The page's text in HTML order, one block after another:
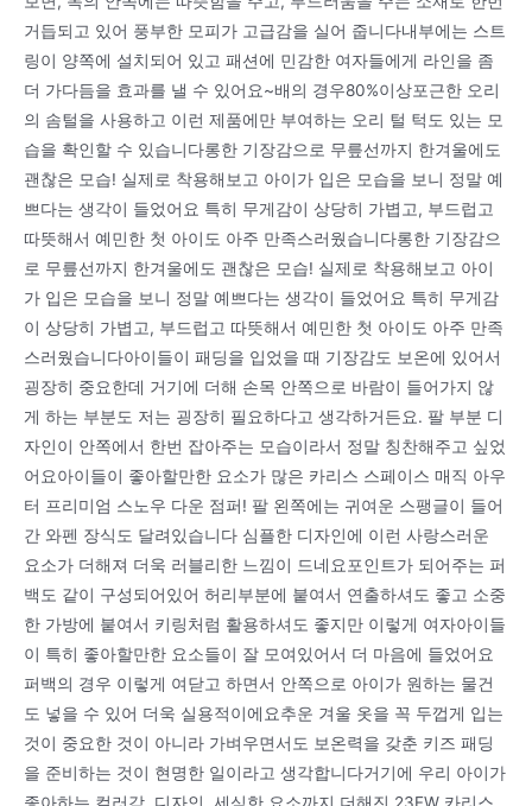
거듭되고 있어 풍부한 모피가 고급감을 실어 줍니다내부에는 스트
링이 양쪽에 설치되어 있고 패션에 민감한 여자들에게 라인을 좀
더 가다듬을 효과를 낼 수 있어요~배의 경우80%이상포근한 오리
의 솜털을 사용하고 이런 제품에만 부여하는 오리 털 턱도 있는 모
습을 확인할 수 있습니다롱한 기장감으로 무릎선까지 한겨울에도
괜찮은 모습! 실제로 착용해보고 아이가 입은 모습을 보니 정말 예
쁘다는 생각이 들었어요 특히 무게감이 상당히 가볍고, 부드럽고
따뜻해서 예민한 첫 아이도 아주 만족스러웠습니다롱한 기장감으
로 무릎선까지 한겨울에도 괜찮은 모습! 실제로 착용해보고 아이
가 입은 모습을 보니 정말 예쁘다는 생각이 들었어요 특히 무게감
이 상당히 가볍고, 부드럽고 따뜻해서 예민한 첫 아이도 아주 만족
스러웠습니다아이들이 패딩을 입었을 때 기장감도 보온에 있어서
굉장히 중요한데 거기에 더해 손목 안쪽으로 바람이 들어가지 않
게 하는 부분도 저는 굉장히 필요하다고 생각하거든요. 팔 부분 디
자인이 안쪽에서 한번 잡아주는 모습이라서 정말 칭찬해주고 싶었
어요아이들이 좋아할만한 요소가 많은 카리스 스페이스 매직 아우
터 프리미엄 스노우 다운 점퍼! 팔 왼쪽에는 귀여운 스팽글이 들어
간 와펜 장식도 달려있습니다 심플한 디자인에 이런 사랑스러운
요소가 더해져 더욱 러블리한 느낌이 드네요포인트가 되어주는 퍼
백도 같이 구성되어있어 허리부분에 붙여서 연출하셔도 좋고 소중
한 가방에 붙여서 키링처럼 활용하셔도 좋지만 이렇게 여자아이들
이 특히 좋아할만한 요소들이 잘 모여있어서 더 마음에 들었어요
퍼백의 경우 이렇게 여닫고 하면서 안쪽으로 아이가 원하는 물건
도 넣을 수 있어 더욱 실용적이에요추운 겨울 옷을 꼭 두껍게 입는
것이 중요한 것이 아니라 가벼우면서도 보온력을 갖춘 키즈 패딩
을 준비하는 것이 현명한 일이라고 생각합니다거기에 우리 아이가